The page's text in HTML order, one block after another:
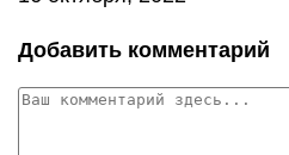
Добавить комментарий
Комментарий